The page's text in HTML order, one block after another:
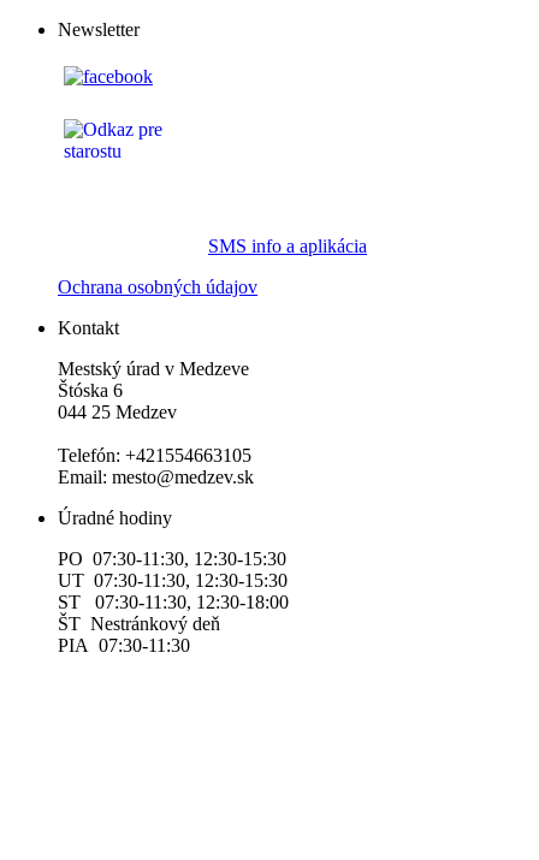
Newsletter
SMS info a aplikácia
Ochrana osobných údajov
Kontakt
Mestský úrad v Medzeve
Štóska 6
044 25 Medzev
Telefón: +421554663105
Email: mesto@medzev.sk
Úradné hodiny
PO 07:30-11:30, 12:30-15:30
UT 07:30-11:30, 12:30-15:30
ST 07:30-11:30, 12:30-18:00
ŠT Nestránkový deň
PIA 07:30-11:30